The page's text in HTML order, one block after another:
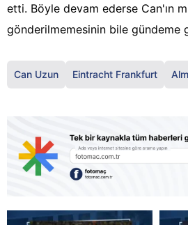
etti. Böyle devam ederse Can'ın
gönderilmemesinin bile gündeme
Can Uzun Eintracht Frankfurt